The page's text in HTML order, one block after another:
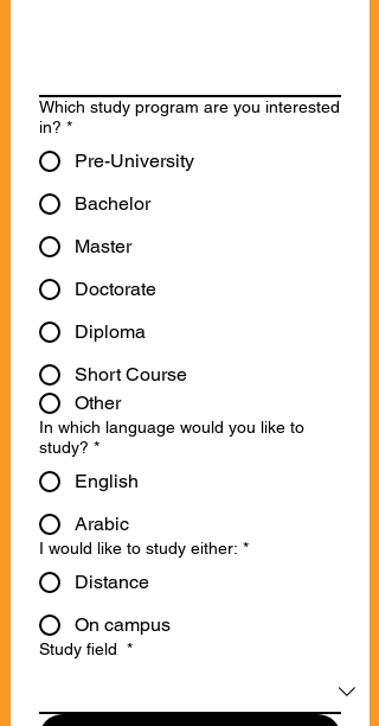
Which study program are you interested
in? *
Pre-University
Bachelor
Master
Doctorate
Diploma
Short Course
Other
In which language would you like to
study? *
English
Arabic
I would like to study either: *
Distance
On campus
Study field *